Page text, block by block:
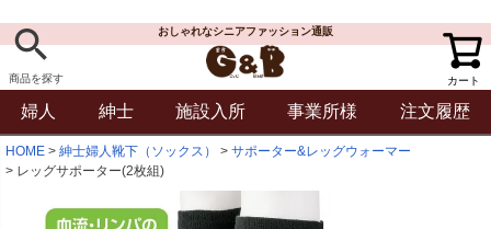
商品を探す
おしゃれなシニアファッション通販
カート
婦人 紳士 施設入所 事業所様 注文履歴
HOME 紳士婦人靴下（ソックス）
サポーター&レッグウォーマー
レッグサポーター(2枚組)